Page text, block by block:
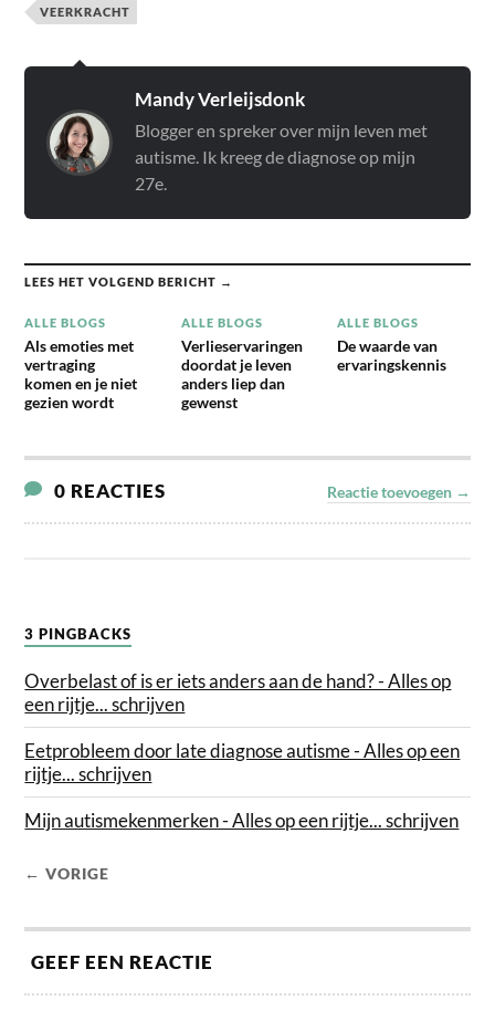
VEERKRACHT
Mandy Verleijsdonk
Blogger en spreker over mijn leven met
autisme. Ik kreeg de diagnose op mijn
27e.
LEES HET VOLGEND BERICHT →
ALLE BLOGS
Als emoties met
vertraging
komen en je niet
gezien wordt
ALLE BLOGS
Verlieservaringen
doordat je leven
anders liep dan
gewenst
ALLE BLOGS
De waarde van
ervaringskennis
0 REACTIES Reactie toevoegen →
3 PINGBACKS
Overbelast of is er iets anders aan de hand? - Alles op
een rijtje... schrijven
Eetprobleem door late diagnose autisme - Alles op een
rijtje... schrijven
Mijn autismekenmerken - Alles op een rijtje... schrijven
← VORIGE
GEEF EEN REACTIE